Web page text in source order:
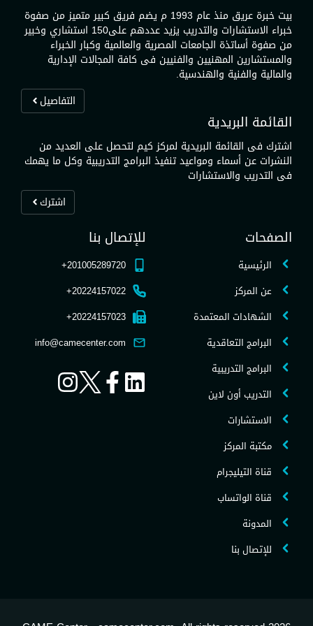
بيت خبرة عريق منذ عام 1993 م يضم فريق كبير متميز من صفوة
خبراء الاستشارات والتدريب يزيد عددهم على150 استشاري وخبير
من صفوة أساتذة الجامعات المصرية والعالمية وكبار الخبراء
والمستشارين المهنيين والفنيين فى كافة المجالات الإدارية
والمالية والفنية والهندسية.
التفاصيل
القائمة البريدية
اشترك فى القائمة البريدية لمركز كيم لتحصل على العديد من
النشرات عن أسماء ومواعيد تنفيذ البرامج التدريبية وكل ما يهمك
فى التدريب والاستشارات
اشترك
الصفحات
الرئيسية
عن المركز
الشهادات المعتمدة
البرامج التعاقدية
البرامج التدريبية
التدريب أون لاين
الاستشارات
مكتبة المركز
قناة التيليجرام
قناة الواتساب
المدونة
للإتصال بنا
للإتصال بنا
201005289720+
20224157022+
20224157023+
info@camecenter.com